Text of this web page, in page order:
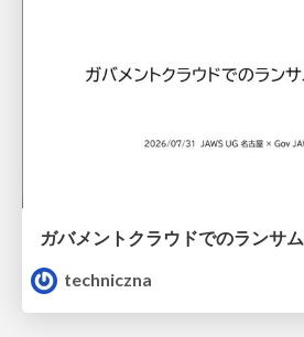
ガバメントクラウドでのランサ
techniczna